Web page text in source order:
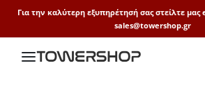
Για την καλύτερη εξυπηρέτησή σας στείλτε
sales@towershop.gr